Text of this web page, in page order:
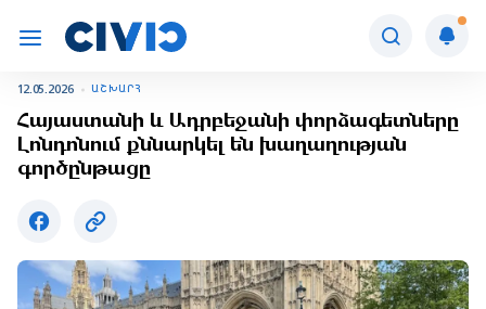
12.05.2026 ԱՇԽԱՐՀ
Հայաստանի և Ադրբեջանի փորձագետները
Լոնդոնում քննարկել են խաղաղության
գործընթացը